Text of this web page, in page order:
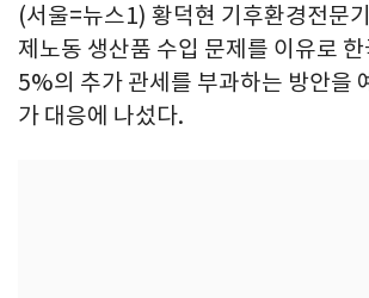
(서울=뉴스1) 황덕현 기후환경전문
제노동 생산품 수입 문제를 이유로
5%의 추가 관세를 부과하는 방안을
가 대응에 나섰다.